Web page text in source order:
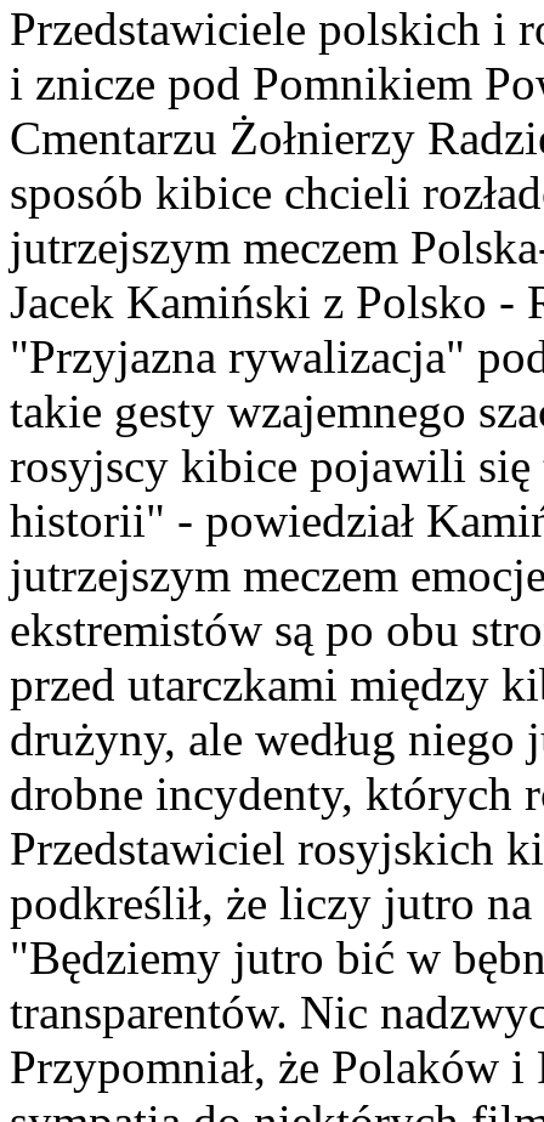
Przedstawiciele polskich i
i znicze pod Pomnikiem
Cmentarzu Żołnierzy
sposób kibice chcieli
jutrzejszym meczem
Jacek Kamiński z Polsko
"Przyjazna rywalizacja"
takie gesty wzajemnego
rosyjscy kibice pojawili się
historii" - powiedział
jutrzejszym meczem
ekstremistów są po obu
przed utarczkami między
drużyny, ale według
drobne incydenty, których
Przedstawiciel rosyjskich
podkreślił, że liczy jutro
"Będziemy jutro bić w
transparentów. Nic
Przypomniał, że Polaków i